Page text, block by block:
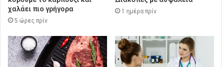
χαλάει πιο γρήγορα
5 ώρες πρίν
1 ημέρα πρίν